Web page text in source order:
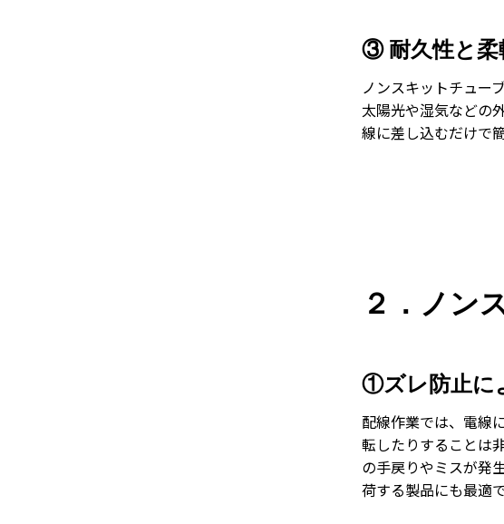
③ 耐久性と柔
ノンスキットチュー
太陽光や湿気などの
線に差し込むだけで
２．ノン
①ズレ防止に
配線作業では、電線
転したりすることは
の手戻りやミスが発
荷する製品にも最適で